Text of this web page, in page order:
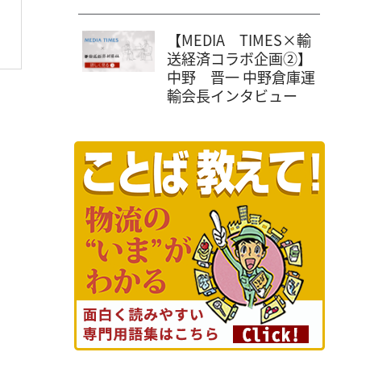
【MEDIA TIMES×輸
送経済コラボ企画②】
中野 晋一 中野倉庫運
輸会長インタビュー